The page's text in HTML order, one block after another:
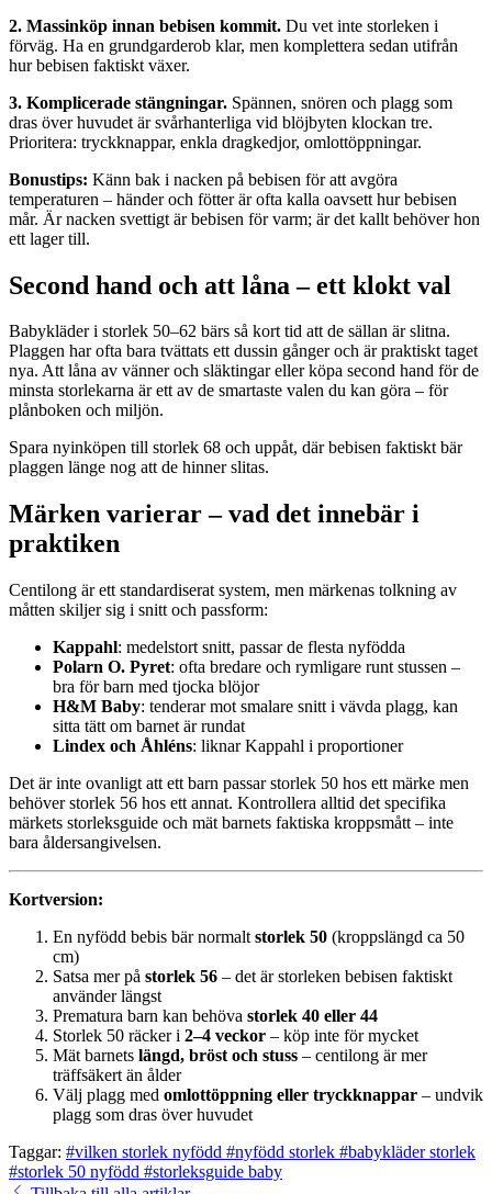
2. Massinköp innan bebisen kommit. Du vet inte storleken i
förväg. Ha en grundgarderob klar, men komplettera sedan utifrån
hur bebisen faktiskt växer.
3. Komplicerade stängningar. Spännen, snören och plagg som
dras över huvudet är svårhanterliga vid blöjbyten klockan tre.
Prioritera: tryckknappar, enkla dragkedjor, omlottöppningar.
Bonustips: Känn bak i nacken på bebisen för att avgöra
temperaturen – händer och fötter är ofta kalla oavsett hur bebisen
mår. Är nacken svettigt är bebisen för varm; är det kallt behöver hon
ett lager till.
Second hand och att låna – ett klokt val
Babykläder i storlek 50–62 bärs så kort tid att de sällan är slitna.
Plaggen har ofta bara tvättats ett dussin gånger och är praktiskt taget
nya. Att låna av vänner och släktingar eller köpa second hand för de
minsta storlekarna är ett av de smartaste valen du kan göra – för
plånboken och miljön.
Spara nyinköpen till storlek 68 och uppåt, där bebisen faktiskt bär
plaggen länge nog att de hinner slitas.
Märken varierar – vad det innebär i
praktiken
Centilong är ett standardiserat system, men märkenas tolkning av
måtten skiljer sig i snitt och passform:
Kappahl: medelstort snitt, passar de flesta nyfödda
Polarn O. Pyret: ofta bredare och rymligare runt stussen –
bra för barn med tjocka blöjor
H&M Baby: tenderar mot smalare snitt i vävda plagg, kan
sitta tätt om barnet är rundat
Lindex och Åhléns: liknar Kappahl i proportioner
Det är inte ovanligt att ett barn passar storlek 50 hos ett märke men
behöver storlek 56 hos ett annat. Kontrollera alltid det specifika
märkets storleksguide och mät barnets faktiska kroppsmått – inte
bara åldersangivelsen.
Kortversion:
En nyfödd bebis bär normalt storlek 50 (kroppslängd ca 50
cm)
Satsa mer på storlek 56 – det är storleken bebisen faktiskt
använder längst
Prematura barn kan behöva storlek 40 eller 44
Storlek 50 räcker i 2–4 veckor – köp inte för mycket
Mät barnets längd, bröst och stuss – centilong är mer
träffsäkert än ålder
Välj plagg med omlottöppning eller tryckknappar – undvik
plagg som dras över huvudet
Taggar: #vilken storlek nyfödd #nyfödd storlek #babykläder storlek
#storlek 50 nyfödd #storleksguide baby